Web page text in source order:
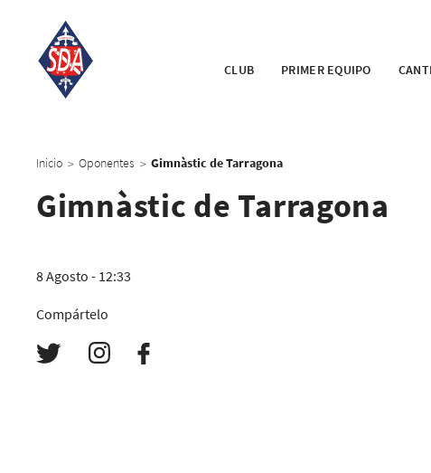
CLUB PRIMER EQUIPO
Inicio > Oponentes > Gimnàstic de Tarragona
Gimnàstic de Tarragona
8 Agosto - 12:33
Compártelo